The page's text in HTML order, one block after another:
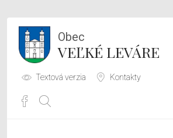
Obec
VEĽKÉ LEVÁRE
Textová verzia Kontakty